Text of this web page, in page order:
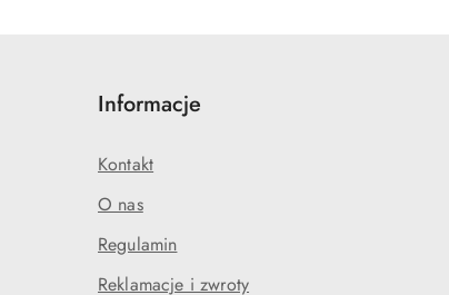
Informacje
Kontakt
O nas
Regulamin
Reklamacje i zwroty